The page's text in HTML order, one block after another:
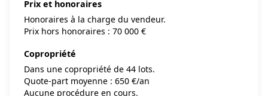
Prix et honoraires
Honoraires à la charge du vendeur.
Prix hors honoraires : 70 000 €
Copropriété
Dans une copropriété de 44 lots.
Quote-part moyenne : 650 €/an
Aucune procédure en cours.